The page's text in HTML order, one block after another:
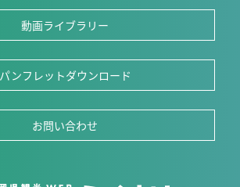
動画ライブラリー
パンフレットダウンロード
お問い合わせ